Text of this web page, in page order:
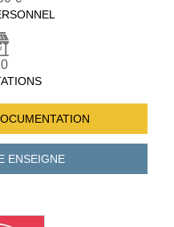
ENSEIGNE